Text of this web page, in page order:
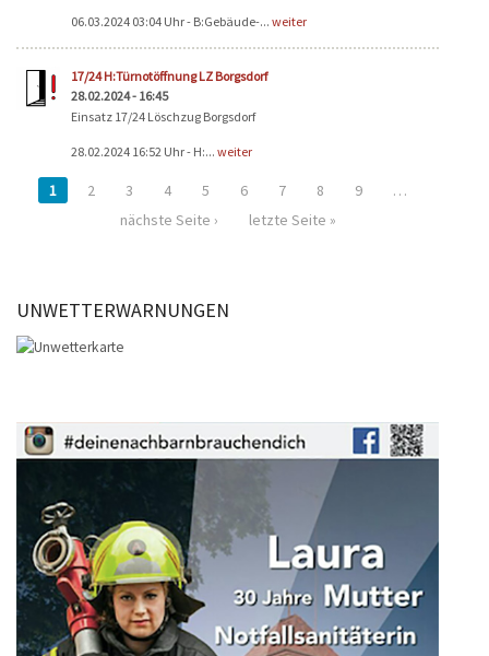
06.03.2024 03:04 Uhr - B:Gebäude-... weiter
17/24 H:Türnotöffnung LZ Borgsdorf
28.02.2024 - 16:45
Einsatz 17/24 Löschzug Borgsdorf
28.02.2024 16:52 Uhr - H:... weiter
1 2 3 4 5 6 7 8 9
…
nächste Seite ›
letzte Seite »
UNWETTERWARNUNGEN